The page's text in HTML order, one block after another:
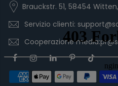
Brauckstr. 51, 58454
Servizio clienti:
Cooperazione